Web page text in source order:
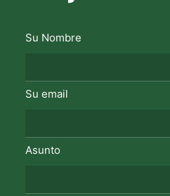
Su Nombre
Su email
Asunto